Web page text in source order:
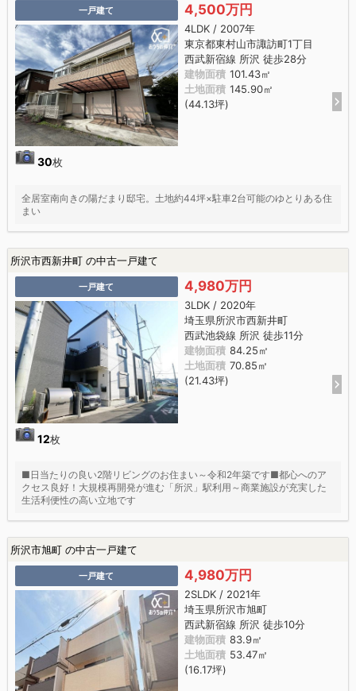
一戸建て
30枚
4,500万円
4LDK / 2007年
東京都東村山市諏訪町1丁目
西武新宿線 所沢 徒歩28分
建物面積 101.43㎡
土地面積 145.90㎡
(44.13坪)
全居室南向きの陽だまり邸宅。土地約44坪×駐車2台可能のゆとりある住
まい
所沢市西新井町 の中古一戸建て
一戸建て
12枚
4,980万円
3LDK / 2020年
埼玉県所沢市西新井町
西武池袋線 所沢 徒歩11分
建物面積 84.25㎡
土地面積 70.85㎡
(21.43坪)
■日当たりの良い2階リビングのお住まい～令和2年築です■都心へのア
クセス良好！大規模再開発が進む「所沢」駅利用～商業施設が充実した
生活利便性の高い立地です
所沢市旭町 の中古一戸建て
一戸建て 4,980万円
2SLDK / 2021年
埼玉県所沢市旭町
西武新宿線 所沢 徒歩10分
建物面積 83.9㎡
土地面積 53.47㎡
(16.17坪)